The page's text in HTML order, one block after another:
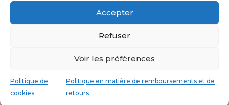
Accepter
Refuser
Voir les préférences
Politique de
cookies
Politique en matière de remboursements et de
retours